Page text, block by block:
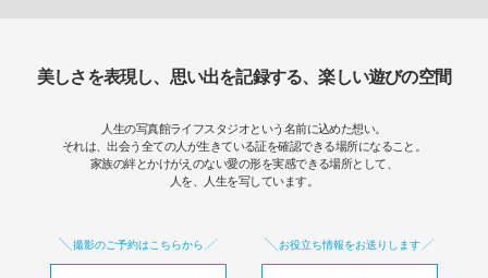
美しさを表現し、思い出を記録する、楽しい遊びの空間
人生の写真館ライフスタジオという名前に込めた想い。
それは、出会う全ての人が生きている証を確認できる場所になること。
家族の絆とかけがえのない愛の形を実感できる場所として、
人を、人生を写しています。
撮影のご予約はこちらから お役立ち情報をお送りします